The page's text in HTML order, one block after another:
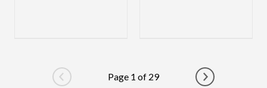
Go to previous page
Page 1 of 29
Go to next